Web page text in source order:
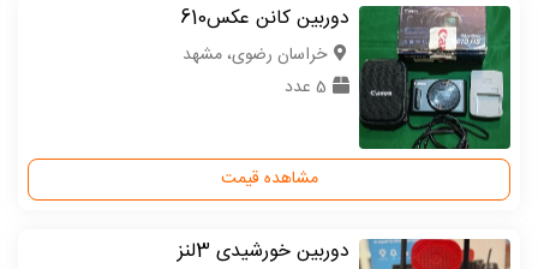
دوربین کانن عکس610
خراسان رضوی، مشهد
5 عدد
مشاهده قیمت
دوربین خورشیدی 3لنز